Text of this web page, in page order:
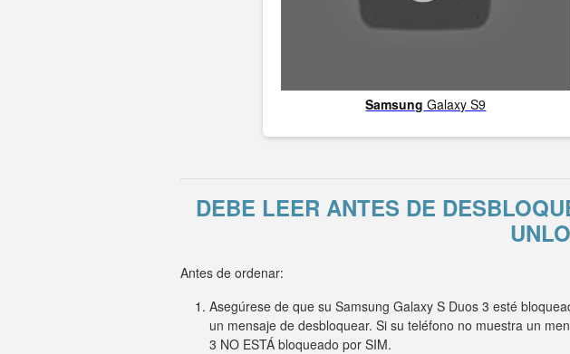
Samsung Galaxy S9
DEBE LEER ANTES DE
Antes de ordenar:
Asegúrese de que su Samsung Galaxy S Duos 3 esté
un mensaje de desbloquear. Si su teléfono no muestra un
3 NO ESTÁ bloqueado por SIM.